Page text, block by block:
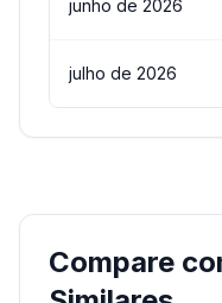
junho de 2026
julho de 2026
Compare